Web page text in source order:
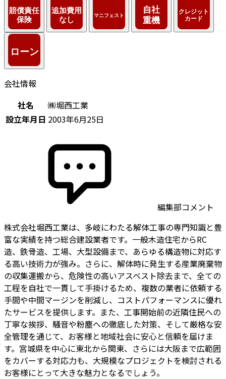
会社情報
社名
㈱堀西工業
設立年月日 2003年6月25日
編集部コメント
株式会社堀西工業は、多岐にわたる解体工事の専門知識と豊
富な実績を持つ総合建設業者です。一般木造住宅からRC
造、鉄骨造、工場、大型設備まで、あらゆる構造物に対応す
る高い技術力が強み。さらに、解体時に発生する産業廃棄物
の収集運搬から、危険性の高いアスベスト除去まで、全ての
工程を自社で一貫して手掛けるため、複数の業者に依頼する
手間や中間マージンを削減し、コストパフォーマンスに優れ
たサービスを提供します。また、工事開始前の近隣住民への
丁寧な挨拶、騒音や粉塵への徹底した対策、そして厳格な安
全管理を通じて、お客様と地域社会に安心と信頼を届けま
す。宮城県を中心に東北から関東、さらには大阪まで広範囲
をカバーする対応力も、大規模なプロジェクトを検討される
お客様にとって大きな魅力となるでしょう。